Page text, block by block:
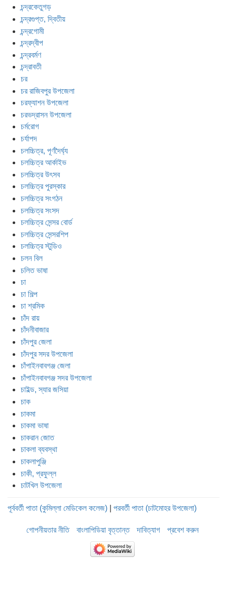
চন্দ্রকেতুগড়
চন্দ্রগুপ্ত, দ্বিতীয়
চন্দ্রগোমী
চন্দ্রদ্বীপ
চন্দ্রবর্মণ
চন্দ্রাবতী
চর
চর রাজিবপুর উপজেলা
চরফ্যাশন উপজেলা
চরভদ্রাসন উপজেলা
চর্মরোগ
চর্যাপদ
চলচ্চিত্র, পূর্ণদৈর্ঘ্য
চলচ্চিত্র আর্কাইভ
চলচ্চিত্র উৎসব
চলচ্চিত্র পুরস্কার
চলচ্চিত্র সংগঠন
চলচ্চিত্র সংসদ
চলচ্চিত্র সেন্সর বোর্ড
চলচ্চিত্র সেন্সরশিপ
চলচ্চিত্র স্টুডিও
চলন বিল
চলিত ভাষা
চা
চা শিল্প
চা শ্রমিক
চাঁদ রায়
চাঁদনীবাজার
চাঁদপুর জেলা
চাঁদপুর সদর উপজেলা
চাঁপাইনবাবগঞ্জ জেলা
চাঁপাইনবাবগঞ্জ সদর উপজেলা
চাইল্ড, স্যার জসিয়া
চাক
চাকমা
চাকমা ভাষা
চাকরান জোত
চাকলা ব্যবস্থা
চাকলাপুঞ্জি
চাকী, প্রফুল্ল
চাটখিল উপজেলা
পূর্ববর্তী পাতা (কুমিল্লা মেডিকেল কলেজ) পরবর্তী পাতা (চাটমোহর উপজেলা)
গোপনীয়তার নীতি বাংলাপিডিয়া বৃত্তান্ত দাবিত্যাগ প্রবেশ করুন